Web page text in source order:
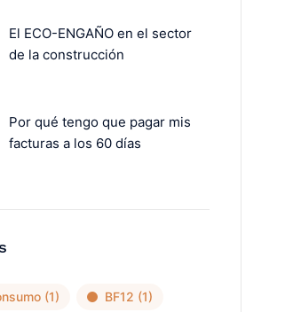
El ECO-ENGAÑO en el sector
de la construcción
Por qué tengo que pagar mis
facturas a los 60 días
(1) BF12 (1)